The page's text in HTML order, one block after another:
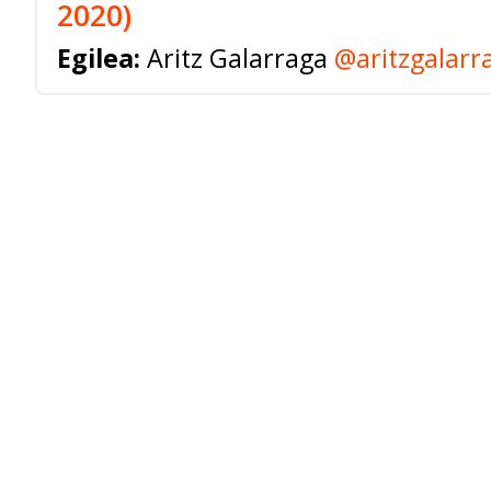
2020)
Egilea: Aritz Galarraga